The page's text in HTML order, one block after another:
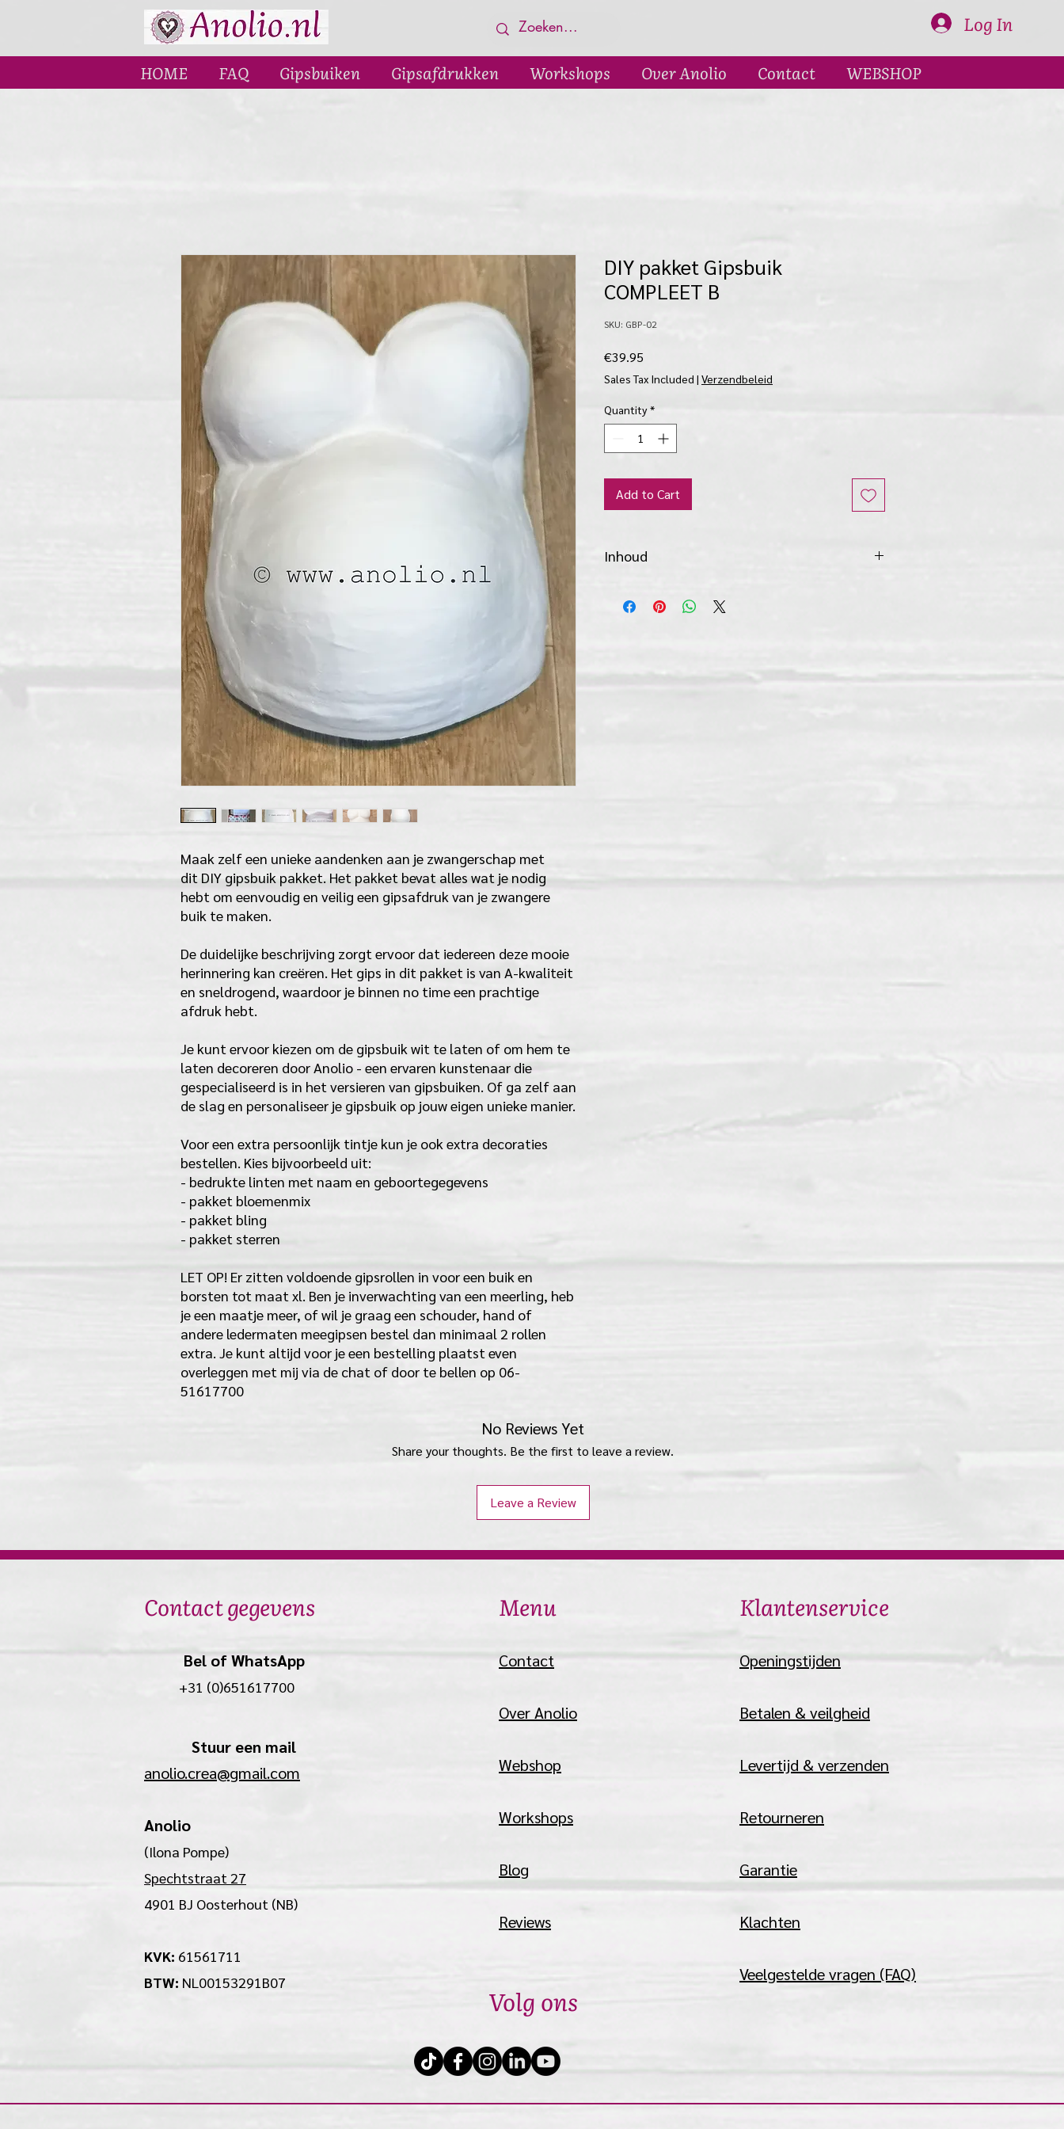
Log In
HOME FAQ Gipsbuiken Gipsafdrukken Workshops Over Anolio Contact WEBSHOP
Maak zelf een unieke aandenken aan je zwangerschap met
dit DIY gipsbuik pakket. Het pakket bevat alles wat je nodig
hebt om eenvoudig en veilig een gipsafdruk van je zwangere
buik te maken.
De duidelijke beschrijving zorgt ervoor dat iedereen deze mooie
herinnering kan creëren. Het gips in dit pakket is van A-kwaliteit
en sneldrogend, waardoor je binnen no time een prachtige
afdruk hebt.
Je kunt ervoor kiezen om de gipsbuik wit te laten of om hem te
laten decoreren door Anolio - een ervaren kunstenaar die
gespecialiseerd is in het versieren van gipsbuiken. Of ga zelf aan
de slag en personaliseer je gipsbuik op jouw eigen unieke manier.
Voor een extra persoonlijk tintje kun je ook extra decoraties
bestellen. Kies bijvoorbeeld uit:
- bedrukte linten met naam en geboortegegevens
- pakket bloemenmix
- pakket bling
- pakket sterren
LET OP! Er zitten voldoende gipsrollen in voor een buik en
borsten tot maat xl. Ben je inverwachting van een meerling, heb
je een maatje meer, of wil je graag een schouder, hand of
andere ledermaten meegipsen bestel dan minimaal 2 rollen
extra. Je kunt altijd voor je een bestelling plaatst even
overleggen met mij via de chat of door te bellen op 06-
51617700
DIY pakket Gipsbuik
COMPLEET B
SKU: GBP-02
€39.95
Sales Tax Included | Verzendbeleid
Quantity *
Add to Cart
Inhoud
ophangsyteem met lint
beschrijving met voorbeelden
No Reviews Yet
Share your thoughts. Be the first to leave a review.
Leave a Review
Contact gegevens
Bel of WhatsApp
+31 (0)651617700
Stuur een mail
anolio.crea@gmail.com
Anolio
(Ilona Pompe)
Spechtstraat 27
4901 BJ Oosterhout (NB)
KVK: 61561711
BTW: NL00153291B07
Menu
Contact
Over Anolio
Webshop
Workshops
Blog
Reviews
Volg ons
​Klantenservice
​Openingstijden
Betalen & veilgheid
Levertijd & verzenden
Retourneren
Garantie
Klachten
Veelgestelde vragen (FAQ)